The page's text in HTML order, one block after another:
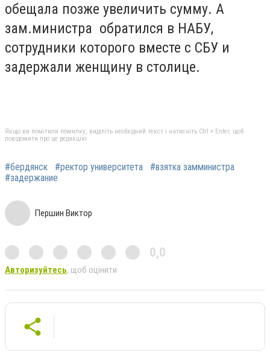
обещала позже увеличить сумму. А
зам.министра обратился в НАБУ,
сотрудники которого вместе с СБУ и
задержали женщину в столице.
Якщо ви помітили помилку, виділіть необхідний текст і натисніть Ctrl + Enter, щоб
повідомити про це редакцію
#бердянск #ректор университета
#взятка замминистра
#задержание
Першин Виктор
0,0
Авторизуйтесь, щоб оцінити